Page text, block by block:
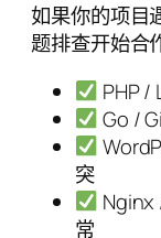
如果你的项目
题排查开始合
PHP /
Go /
突
Nginx
常